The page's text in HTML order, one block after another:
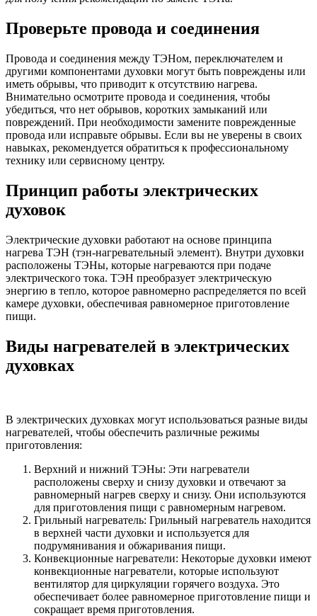
Проверьте провода и соединения
Провода и соединения между ТЭНом, переключателем и
другими компонентами духовки могут быть повреждены или
иметь обрывы, что приводит к отсутствию нагрева.
Внимательно осмотрите провода и соединения, чтобы
убедиться, что нет обрывов, коротких замыканий или
повреждений. При необходимости замените поврежденные
провода или исправьте обрывы. Если вы не уверены в своих
навыках, рекомендуется обратиться к профессиональному
технику или сервисному центру.
Принцип работы электрических
духовок
Электрические духовки работают на основе принципа
нагрева ТЭН (тэн-нагревательный элемент). Внутри духовки
расположены ТЭНы, которые нагреваются при подаче
электрического тока. ТЭН преобразует электрическую
энергию в тепло, которое равномерно распределяется по всей
камере духовки, обеспечивая равномерное приготовление
пищи.
Виды нагревателей в электрических
духовках
В электрических духовках могут использоваться разные виды
нагревателей, чтобы обеспечить различные режимы
приготовления:
Верхний и нижний ТЭНы: Эти нагреватели
расположены сверху и снизу духовки и отвечают за
равномерный нагрев сверху и снизу. Они используются
для приготовления пищи с равномерным нагревом.
Грильный нагреватель: Грильный нагреватель находится
в верхней части духовки и используется для
подрумянивания и обжаривания пищи.
Конвекционные нагреватели: Некоторые духовки имеют
конвекционные нагреватели, которые используют
вентилятор для циркуляции горячего воздуха. Это
обеспечивает более равномерное приготовление пищи и
сокращает время приготовления.